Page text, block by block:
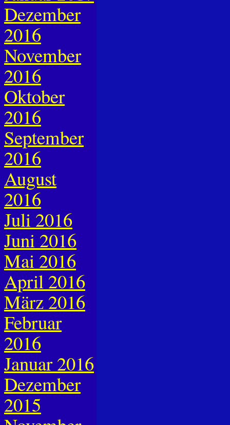
Dezember
2016
November
2016
Oktober
2016
September
2016
August
2016
Juli 2016
Juni 2016
Mai 2016
April 2016
März 2016
Februar
2016
Januar 2016
Dezember
2015